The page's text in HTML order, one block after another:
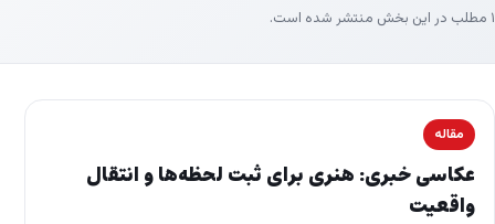
۱ مطلب در این بخش منتشر شده است.
مقاله
عکاسی خبری: هنری برای ثبت لحظه‌ها و انتقال
واقعیت